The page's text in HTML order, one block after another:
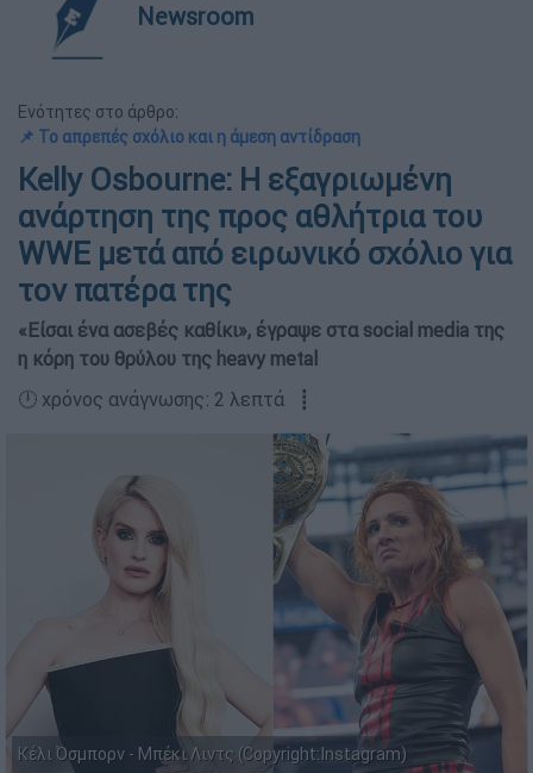
Newsroom
Ενότητες στο άρθρο:
📌 Το απρεπές σχόλιο και η άμεση αντίδραση
Kelly Osbourne: Η εξαγριωμένη
ανάρτηση της προς αθλήτρια του
WWE μετά από ειρωνικό σχόλιο για
τον πατέρα της
«Είσαι ένα ασεβές καθίκι», έγραψε στα social media της
η κόρη του θρύλου της heavy metal
🕛 χρόνος ανάγνωσης: 2 λεπτά ┋
Κέλι Όσμπορν - Μπέκι Λιντς (Copyright:Instagram)